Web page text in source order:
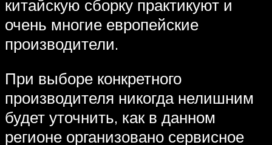
китайскую сборку практикуют и
очень многие европейские
производители.
При выборе конкретного
производителя никогда нелишним
будет уточнить, как в данном
регионе организовано сервисное